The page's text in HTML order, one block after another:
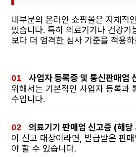
대부분의 온라인 쇼핑몰은 자체적
있습니다. 특히 의료기기나 건강기
보다 더 엄격한 심사 기준을 적용
사업자 등록증 및 통신판매업
위해서는 기본적인 사업자 등록과
수입니다.
의료기기 판매업 신고증 (해당
이 신고 대상이라면, 발급받은 판
야 할 수 있습니다.